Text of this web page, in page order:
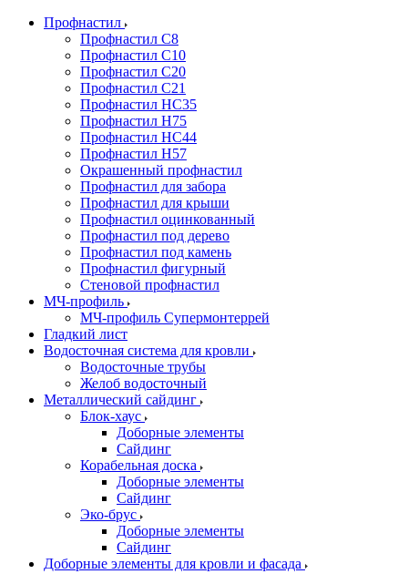
Профнастил
Профнастил С8
Профнастил С10
Профнастил С20
Профнастил С21
Профнастил НС35
Профнастил Н75
Профнастил HC44
Профнастил Н57
Окрашенный профнастил
Профнастил для забора
Профнастил для крыши
Профнастил оцинкованный
Профнастил под дерево
Профнастил под камень
Профнастил фигурный
Стеновой профнастил
МЧ-профиль
МЧ-профиль Супермонтеррей
Гладкий лист
Водосточная система для кровли
Водосточные трубы
Желоб водосточный
Металлический сайдинг
Блок-хаус
Доборные элементы
Сайдинг
Корабельная доска
Доборные элементы
Сайдинг
Эко-брус
Доборные элементы
Сайдинг
Доборные элементы для кровли и фасада